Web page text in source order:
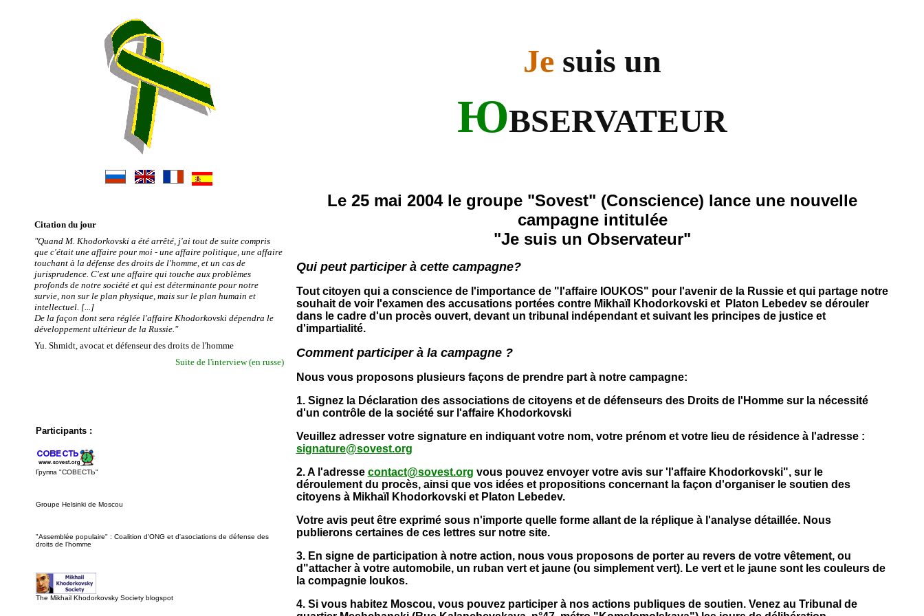
Je suis un
ЮBSERVATEUR
Le 25 mai 2004 le groupe "Sovest" (Conscience) lance une nouvelle
campagne intitulée
"Je suis un Observateur"
Qui peut participer à cette campagne?
Tout citoyen qui a conscience de l'importance de "l'affaire IOUKOS" pour l'avenir de la Russie et qui partage notre
souhait de voir l'examen des accusations portées contre Mikhaïl Khodorkovski et Platon Lebedev se dérouler
dans le cadre d'un procès ouvert, devant un tribunal indépendant et suivant les principes de justice et
d'impartialité.
Comment participer à la campagne ?
Nous vous proposons plusieurs façons de prendre part à notre campagne:
1. Signez la Déclaration des associations de citoyens et de défenseurs des Droits de l'Homme sur la nécessité
d'un contrôle de la société sur l'affaire Khodorkovski
Veuillez adresser votre signature en indiquant votre nom, votre prénom et votre lieu de résidence à l'adresse :
signature@sovest.org
2. A l'adresse contact@sovest.org vous pouvez envoyer votre avis sur 'l'affaire Khodorkovski", sur le
déroulement du procès, ainsi que vos idées et propositions concernant la façon d'organiser le soutien des
citoyens à Mikhaïl Khodorkovski et Platon Lebedev.
Votre avis peut être exprimé sous n'importe quelle forme allant de la réplique à l'analyse détaillée. Nous
publierons certaines de ces lettres sur notre site.
3. En signe de participation à notre action, nous vous proposons de porter au revers de votre vêtement, ou
d"attacher à votre automobile, un ruban vert et jaune (ou simplement vert). Le vert et le jaune sont les couleurs de
la compagnie Ioukos.
4. Si vous habitez Moscou, vous pouvez participer à nos actions publiques de soutien. Venez au Tribunal de
Citation du jour
"Quand M. Khodorkovski a été arrêté, j'ai tout de suite compris
que c'était une affaire pour moi - une affaire politique, une affaire
touchant à la défense des droits de l'homme, et un cas de
jurisprudence. C'est une affaire qui touche aux problèmes
profonds de notre société et qui est déterminante pour notre
survie, non sur le plan physique, mais sur le plan humain et
intellectuel. [...]
De la façon dont sera réglée l'affaire Khodorkovski dépendra le
développement ultérieur de la Russie."
Yu. Shmidt, avocat et défenseur des droits de l'homme
Suite de l'interview (en russe)
Participants :
Группа "СОВЕСТЬ"
Groupe Helsinki de Moscou
"Assemblée populaire" : Coalition d'ONG et d'asociations de défense des
droits de l'homme
The Mikhail Khodorkovsky Society blogspot